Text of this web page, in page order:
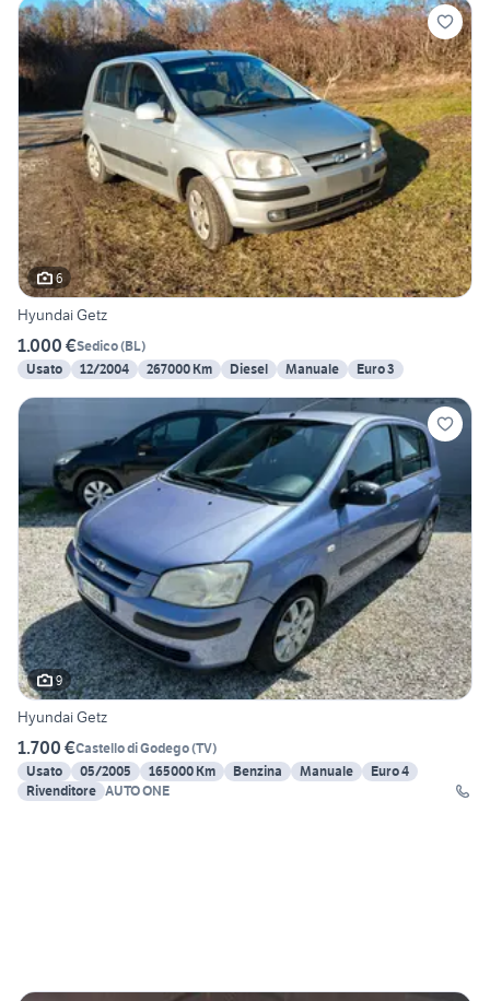
6
Hyundai Getz
1.000 €Sedico(BL)
Usato
12/2004 267000 Km Diesel Manuale Euro 3
9
Hyundai Getz
1.700 €Castello di Godego(TV)
Usato
05/2005 165000 Km Benzina Manuale
Euro 4
Rivenditore AUTO ONE